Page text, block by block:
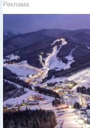
Реклама